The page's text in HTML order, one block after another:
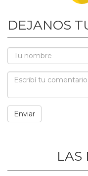
DEJANOS
LAS